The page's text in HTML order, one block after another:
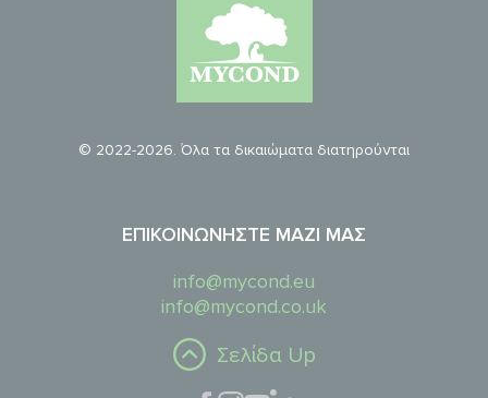
© 2022-2026. Όλα τα δικαιώματα διατηρούνται
ΕΠΙΚΟΙΝΩΝΉΣΤΕ ΜΑΖΊ ΜΑΣ
info@mycond.eu
info@mycond.co.uk
Σελίδα Up